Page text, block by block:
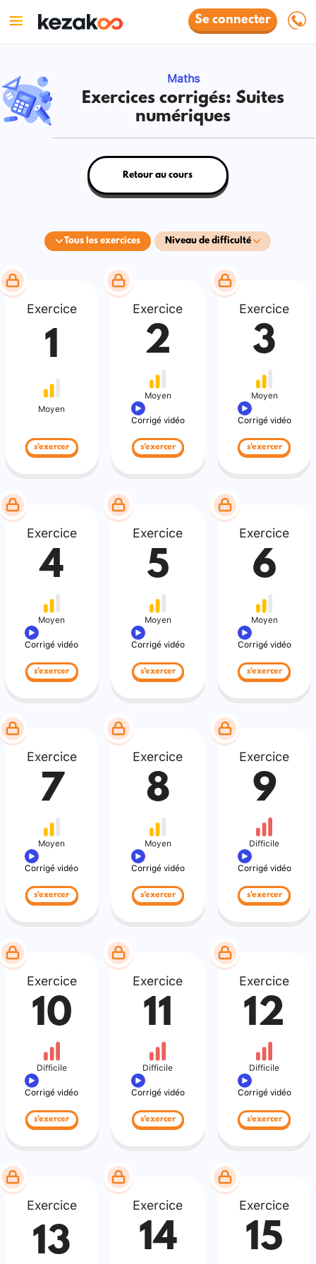
Se connecter
Maths
Exercices corrigés: Suites
numériques
Tous les exercices Niveau de difficulté
Retour au cours
Exercice
1
Moyen
s'exercer
Exercice
2
Moyen
Corrigé vidéo
s'exercer
Exercice
3
Moyen
Corrigé vidéo
s'exercer
Exercice
4
Moyen
Corrigé vidéo
s'exercer
Exercice
5
Moyen
Corrigé vidéo
s'exercer
Exercice
6
Moyen
Corrigé vidéo
s'exercer
Exercice
7
Moyen
Corrigé vidéo
s'exercer
Exercice
8
Moyen
Corrigé vidéo
s'exercer
Exercice
9
Difficile
Corrigé vidéo
s'exercer
Exercice
10
Difficile
Corrigé vidéo
s'exercer
Exercice
11
Difficile
Corrigé vidéo
s'exercer
Exercice
12
Difficile
Corrigé vidéo
s'exercer
Exercice
13
Exercice
14
Exercice
15